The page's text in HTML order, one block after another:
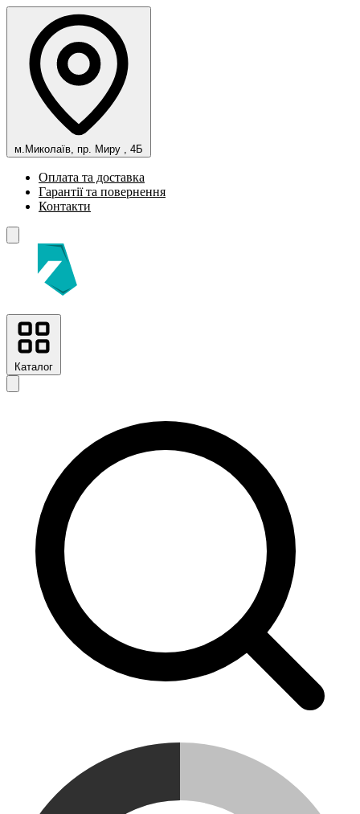
м.Миколаїв, пр. Миру , 4Б
Оплата та доставка
Гарантії та повернення
Контакти
Каталог